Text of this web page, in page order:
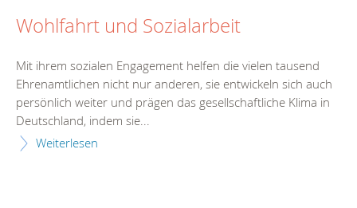
Wohlfahrt und Sozialarbeit
Mit ihrem sozialen Engagement helfen die vielen tausend
Ehrenamtlichen nicht nur anderen, sie entwickeln sich auch
persönlich weiter und prägen das gesellschaftliche Klima in
Deutschland, indem sie...
Weiterlesen